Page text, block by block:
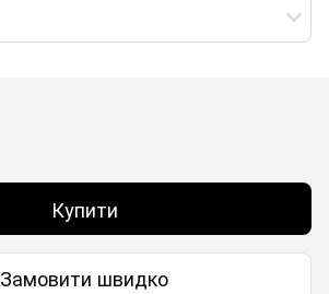
Купити
Замовити швидко